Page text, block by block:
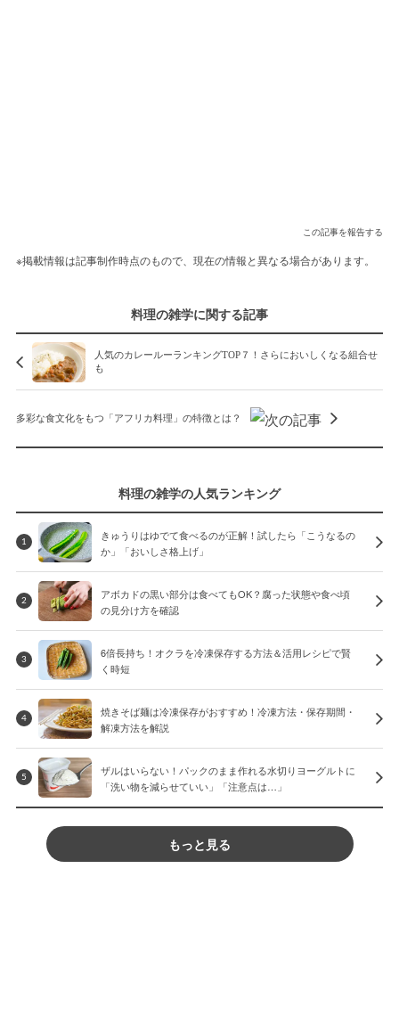
この記事を報告する
※掲載情報は記事制作時点のもので、現在の情報と異なる場合があります。
料理の雑学に関する記事
人気のカレールーランキングTOP７！さらにおいしくなる組合せ
も
多彩な食文化をもつ「アフリカ料理」の特徴とは？
料理の雑学の人気ランキング
1
きゅうりはゆでて食べるのが正解！試したら「こうなるの
か」「おいしさ格上げ」
2
アボカドの黒い部分は食べてもOK？腐った状態や食べ頃
の見分け方を確認
3
6倍長持ち！オクラを冷凍保存する方法＆活用レシピで賢
く時短
4
焼きそば麺は冷凍保存がおすすめ！冷凍方法・保存期間・
解凍方法を解説
5
ザルはいらない！パックのまま作れる水切りヨーグルトに
「洗い物を減らせていい」「注意点は…」
もっと見る